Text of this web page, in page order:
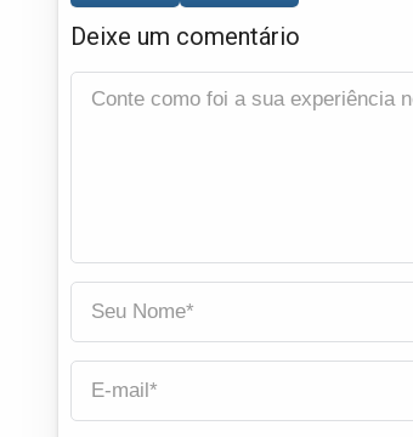
Deixe um comentário